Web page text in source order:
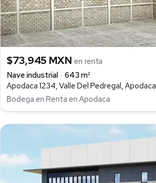
$73,945 MXN en renta
Nave industrial
643 m²
Apodaca 1234, Valle Del Pedregal, Apodaca
Bodega en Renta en Apodaca